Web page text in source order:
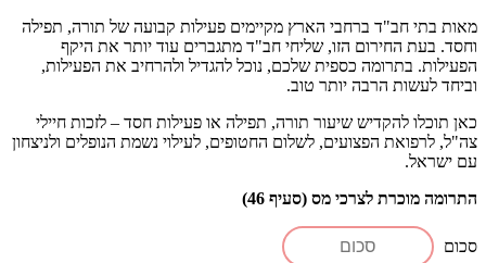
בתי חב"ד ברחבי הארץ מקיימים פעילות קבועה של תורה, תפילה
בעת החירום הזו, שליחי חב"ד מתגברים עוד יותר את היקף
בתרומה כספית שלכם, נוכל להגדיל ולהרחיב את הפעילות,
לעשות הרבה יותר טוב.
תוכלו להקדיש שיעור תורה, תפילה או פעילות חסד – לזכות חיילי
לרפואת הפצועים, לשלום החטופים, לעילוי נשמת הנופלים ולניצחון
ישראל.
מוכרת לצרכי מס (סעיף 46)